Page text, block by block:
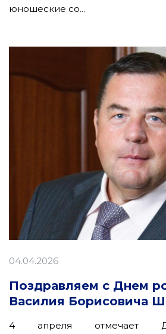
юношеские со...
04.04.2026
Поздравляем с Днем
Василия Борисовича
4 апреля отмечает